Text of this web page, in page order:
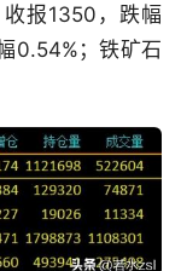
报1350，跌幅
0.54%；铁矿石